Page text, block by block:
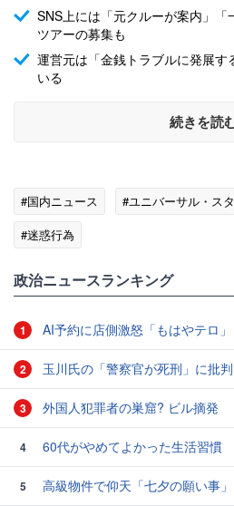
SNS上には「元クルーが案内」
ツアーの募集も
運営元は「金銭トラブルに発展
いる
続きを読
#国内ニュース #ユニバーサル・ス
#迷惑行為
政治ニュースランキング
1 AI予約に店側激怒「もはやテロ」
2 玉川氏の「警察官が死刑」に批判
3 外国人犯罪者の巣窟? ビル摘発
4 60代がやめてよかった生活習慣
5
高級物件で仰天「七夕の願い事」